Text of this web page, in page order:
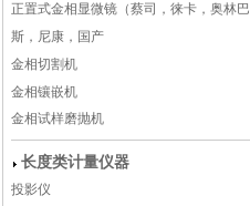
正置式金相显微镜（蔡司，徕卡，奥林巴
斯，尼康，国产
金相切割机
金相镶嵌机
金相试样磨抛机
长度类计量仪器
投影仪